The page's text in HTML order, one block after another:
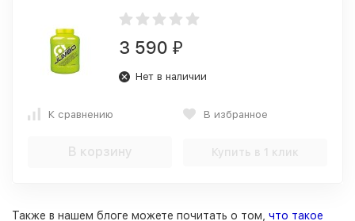
3 590 ₽
Нет в наличии
К сравнению В избранное
В корзину Купить в 1 клик
Также в нашем блоге можете почитать о том, что такое